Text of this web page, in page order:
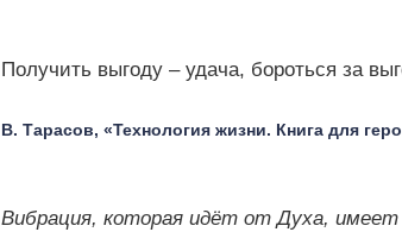
Получить выгоду – удача, бороться за
В. Тарасов, «Технология жизни. Книга для
Вибрация, которая идёт от Духа,